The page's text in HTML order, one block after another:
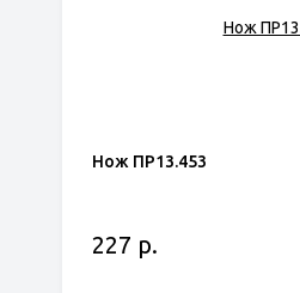
Нож ПР13.453
227 р.